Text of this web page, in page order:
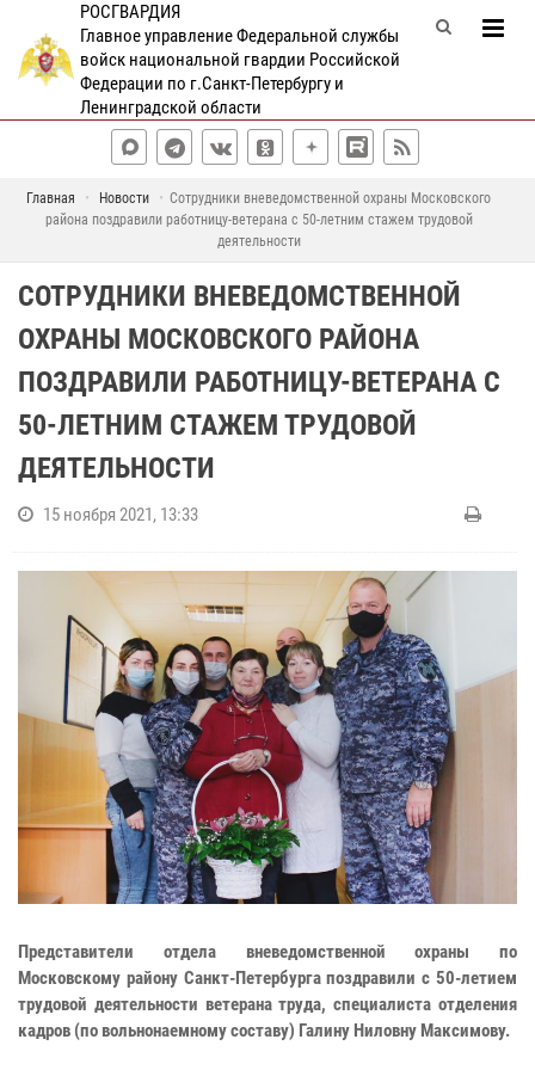
РОСГВАРДИЯ
Главное управление Федеральной службы
войск национальной гвардии Российской
Федерации по г.Санкт-Петербургу и
Ленинградской области
Главная Новости
Cотрудники вневедомственной охраны Московского
района поздравили работницу-ветерана с 50-летним стажем трудовой
деятельности
CОТРУДНИКИ ВНЕВЕДОМСТВЕННОЙ
ОХРАНЫ МОСКОВСКОГО РАЙОНА
ПОЗДРАВИЛИ РАБОТНИЦУ-ВЕТЕРАНА С
50-ЛЕТНИМ СТАЖЕМ ТРУДОВОЙ
ДЕЯТЕЛЬНОСТИ
15 ноября 2021, 13:33
Представители отдела вневедомственной охраны по
Московскому району Санкт-Петербурга поздравили с 50-летием
трудовой деятельности ветерана труда, специалиста отделения
кадров (по вольнонаемному составу) Галину Ниловну Максимову.